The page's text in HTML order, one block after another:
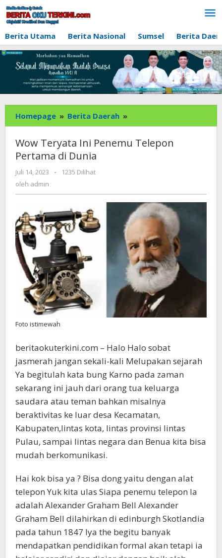
Lewati
ke
konten
Berita Utama
Berita Nasional Sumsel Berita
Homepage » Berita Daerah »
Teryata
Penemu
Dunia
Wow Teryata Ini Penemu Telepon
Pertama di Dunia
Juli 14, 2023
oleh
-
1235 Dilihat
oleh admin
Foto istimewah
beritaokuterkini.com – Halo Halo sobat
jasmerah jangan sekali-kali Melupakan sejarah
Ya begitulah kata bung Karno pada zaman
sekarang ini jauh dari orang tua keluarga
saudara atau teman bahkan misalnya
beraktivitas ke luar desa Kecamatan,
Kabupaten,lintas kota, lintas provinsi lintas
Pulau, sampai lintas negara dan Benua kita bisa
mudah berkomunikasi.
Hai kok bisa ya ? Bisa dong yaitu dengan alat
telepon Yuk kita ulas Siapa penemu telepon Ia
adalah Alexander Graham Bell Alexander
Graham Bell dilahirkan di edinburgh Skotlandia
pada tahun 1847 Iya the begitu banyak
mendapatkan pendidikan formal akan tetapi ia